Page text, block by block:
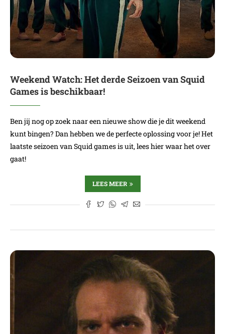
Weekend Watch: Het derde Seizoen van Squid
Games is beschikbaar!
Ben jij nog op zoek naar een nieuwe show die je dit weekend
kunt bingen? Dan hebben we de perfecte oplossing voor je! Het
laatste seizoen van Squid games is uit, lees hier waar het over
gaat!
LEES MEER